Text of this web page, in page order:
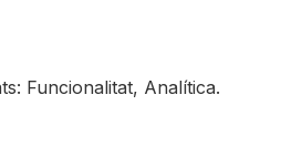
Funcionalitat, Analítica.